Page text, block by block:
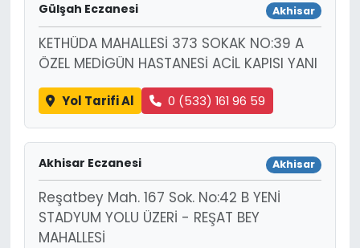
Gülşah Eczanesi Akhisar
KETHÜDA MAHALLESİ 373 SOKAK NO:39 A
ÖZEL MEDİGÜN HASTANESİ ACİL KAPISI YANI
Yol Tarifi Al 0 (533) 161 96 59
Akhisar Eczanesi Akhisar
Reşatbey Mah. 167 Sok. No:42 B YENİ
STADYUM YOLU ÜZERİ - REŞAT BEY
MAHALLESİ